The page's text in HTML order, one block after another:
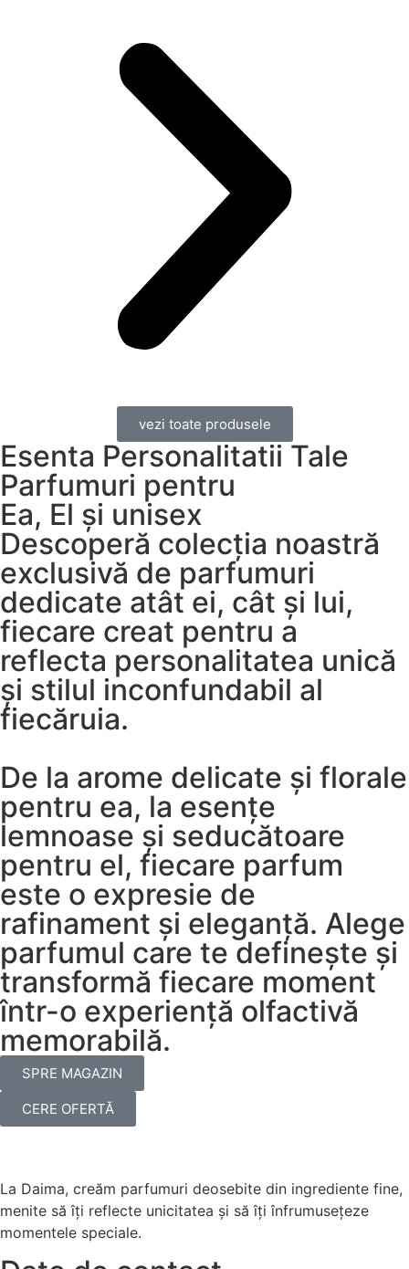
vezi toate produsele
Esenta Personalitatii Tale
Parfumuri pentru
Ea, El și unisex
Descoperă colecția noastră
exclusivă de parfumuri
dedicate atât ei, cât și lui,
fiecare creat pentru a
reflecta personalitatea unică
și stilul inconfundabil al
fiecăruia.
De la arome delicate și florale
pentru ea, la esențe
lemnoase și seducătoare
pentru el, fiecare parfum
este o expresie de
rafinament și eleganță. Alege
parfumul care te definește și
transformă fiecare moment
într-o experiență olfactivă
memorabilă.
SPRE MAGAZIN
CERE OFERTĂ
La Daima, creăm parfumuri deosebite din ingrediente fine,
menite să îți reflecte unicitatea și să îți înfrumusețeze
momentele speciale.